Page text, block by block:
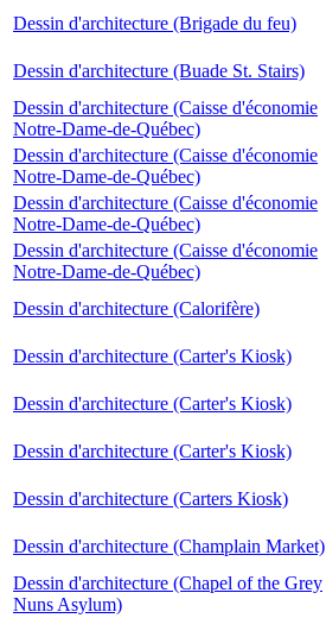
Dessin d'architecture (Brigade du feu)
Dessin d'architecture (Buade St. Stairs)
Dessin d'architecture (Caisse d'économie
Notre-Dame-de-Québec)
Dessin d'architecture (Caisse d'économie
Notre-Dame-de-Québec)
Dessin d'architecture (Caisse d'économie
Notre-Dame-de-Québec)
Dessin d'architecture (Caisse d'économie
Notre-Dame-de-Québec)
Dessin d'architecture (Calorifère)
Dessin d'architecture (Carter's Kiosk)
Dessin d'architecture (Carter's Kiosk)
Dessin d'architecture (Carter's Kiosk)
Dessin d'architecture (Carters Kiosk)
Dessin d'architecture (Champlain Market)
Dessin d'architecture (Chapel of the Grey
Nuns Asylum)